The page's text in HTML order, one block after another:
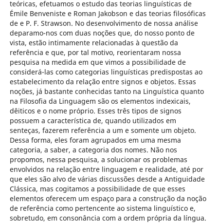
teóricas, efetuamos o estudo das teorias linguísticas de
Émile Benveniste e Roman Jakobson e das teorias filosóficas
de e P. F. Strawson. No desenvolvimento de nossa análise
deparamo-nos com duas noções que, do nosso ponto de
vista, estão intimamente relacionadas à questão da
referência e que, por tal motivo, reorientaram nossa
pesquisa na medida em que vimos a possibilidade de
considerá-las como categorias linguísticas predispostas ao
estabelecimento da relação entre signos e objetos. Essas
noções, já bastante conhecidas tanto na Linguística quanto
na Filosofia da Linguagem são os elementos indexicais,
dêiticos e o nome próprio. Esses três tipos de signos
possuem a característica de, quando utilizados em
senteças, fazerem referência a um e somente um objeto.
Dessa forma, eles foram agrupados em uma mesma
categoria, a saber, a categoria dos nomes. Não nos
propomos, nessa pesquisa, a solucionar os problemas
envolvidos na relação entre linguagem e realidade, até por
que eles são alvo de várias discussões desde a Antiguidade
Clássica, mas cogitamos a possibilidade de que esses
elementos oferecem um espaço para a construção da noção
de referência como pertencente ao sistema linguístico e,
sobretudo, em consonância com a ordem própria da língua.